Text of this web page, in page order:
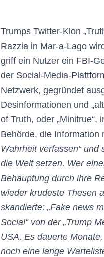
Trumps Twitter-Klon
Razzia in Mar-a-Lago
griff ein Nutzer ein FBI-
der Social-Media-
Netzwerk, gegründet
Desinformationen und
of Truth, oder „Minitrue“,
Behörde, die Information
Wahrheit verfassen“ und
die Welt setzen. Wer
Behauptung durch ihre
wieder krudeste Thesen
skandierte: „Fake news
Social“ von der „Trump
USA. Es dauerte
noch eine lange